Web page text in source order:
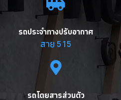
รถประจำทางปรับอากาศ
สาย 515
รถโดยสารส่วนตัว